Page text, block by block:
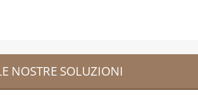
NOSTRE SOLUZIONI